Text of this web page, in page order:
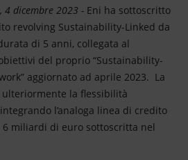
4 dicembre 2023 - Eni ha sottoscritto
revolving Sustainability-Linked da
di 5 anni, collegata al
del proprio “Sustainability-
aggiornato ad aprile 2023. La
la flessibilità
l’analoga linea di credito
miliardi di euro sottoscritta nel